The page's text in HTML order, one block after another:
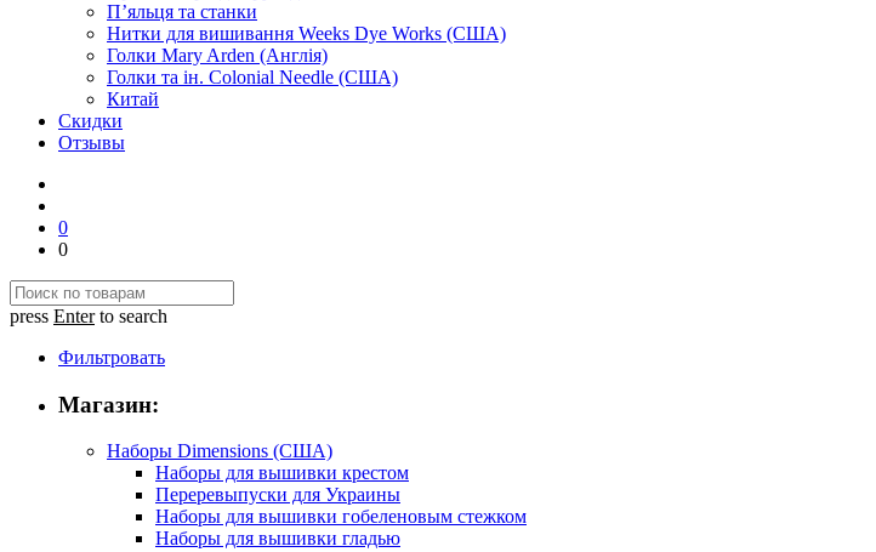
П’яльця та станки
Нитки для вишивання Weeks Dye Works (США)
Голки Mary Arden (Англія)
Голки та ін. Colonial Needle (США)
Китай
Скидки
Отзывы
0
0
press Enterto search
Фильтровать
Магазин:
Наборы Dimensions (США)
Наборы для вышивки крестом
Переревыпуски для Украины
Наборы для вышивки гобеленовым стежком
Наборы для вышивки гладью